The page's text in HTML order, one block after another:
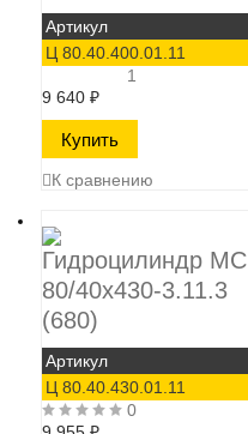
Артикул
Ц 80.40.400.01.11
1
9 640 ₽
К сравнению
Гидроцилиндр МС
80/40х430-3.11.3
(680)
Артикул
Ц 80.40.430.01.11
0